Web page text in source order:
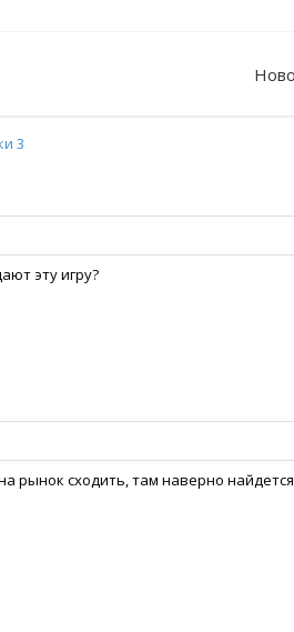
3
эту игру?
рынок сходить, там наверно